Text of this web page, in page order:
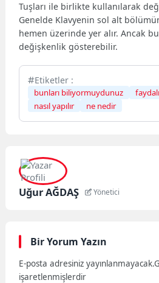
Tuşları ile birlikte kullanılarak
Genelde Klavyenin sol alt
hemen üzerinde yer alır. Ancak
değişkenlik gösterebilir.
Etiketler :
bunları biliyormuydunuz
nasıl yapılır
ne nedir
Uğur AĞDAŞ Yönetici
Bir Yorum Yazın
E-posta adresiniz yayınlanmayacak.
işaretlenmişlerdir